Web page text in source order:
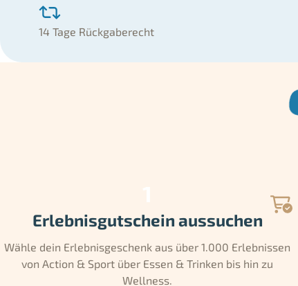
14 Tage Rückgaberecht
Erlebnisgutschein aussuchen
Wähle dein Erlebnisgeschenk aus über 1.000 Erlebnissen
von Action & Sport über Essen & Trinken bis hin zu
Wellness.